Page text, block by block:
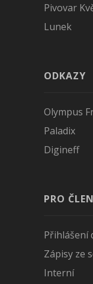
Pivovar
Lunek
ODKAZY
Olympus
Paladix
Digineff
PRO
Přihlášení
Zápisy ze
Interní